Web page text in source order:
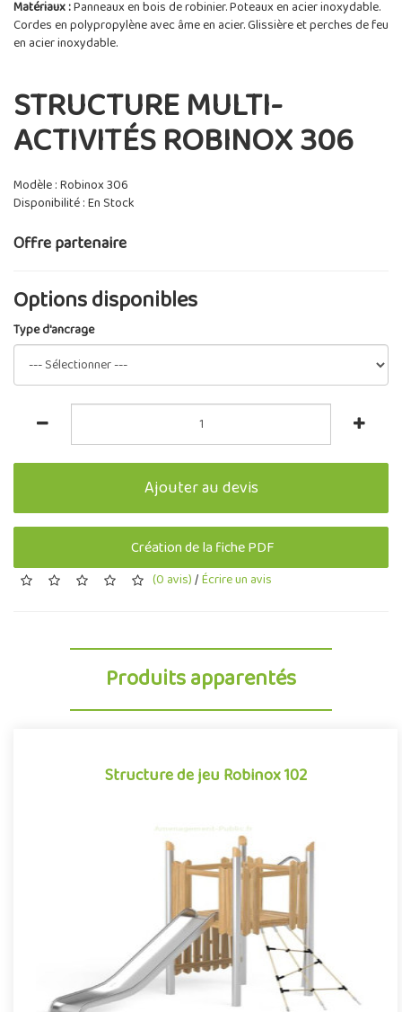
Matériaux :Panneaux en bois de robinier. Poteaux en acier inoxydable.
Cordes en polypropylène avec âme en acier. Glissière et perches de feu
en acier inoxydable.
STRUCTURE MULTI-
ACTIVITÉS ROBINOX 306
Modèle : Robinox 306
Disponibilité : En Stock
Offre partenaire
Options disponibles
Type d'ancrage
Ajouter au devis
Création de la fiche PDF
(0 avis)/Écrire un avis
Produits apparentés
Structure de jeu Robinox 102
Structure de jeu Robinox 102
La combinaison Robinox 102 est une structure multi-activités
pour aire de jeux extérieur de la gamme Robinox. Associant sur
s..
Offre partenaire